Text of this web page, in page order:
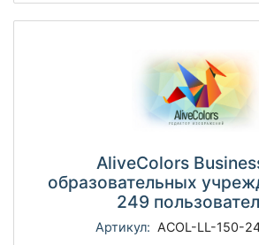
AliveColors
образовательных
249
Артикул: ACOL-LL-150-